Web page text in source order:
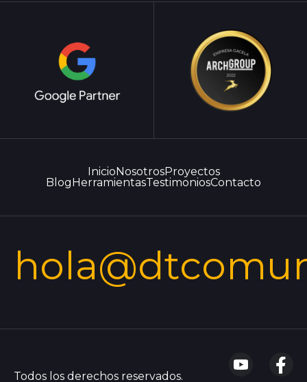
Inicio NosotrosProyectos
Blog HerramientasTestimoniosContacto
Todos los derechos reservados.